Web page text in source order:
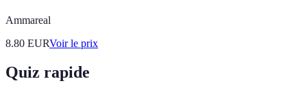
Ammareal
8.80 EURVoir le prix
Quiz rapide